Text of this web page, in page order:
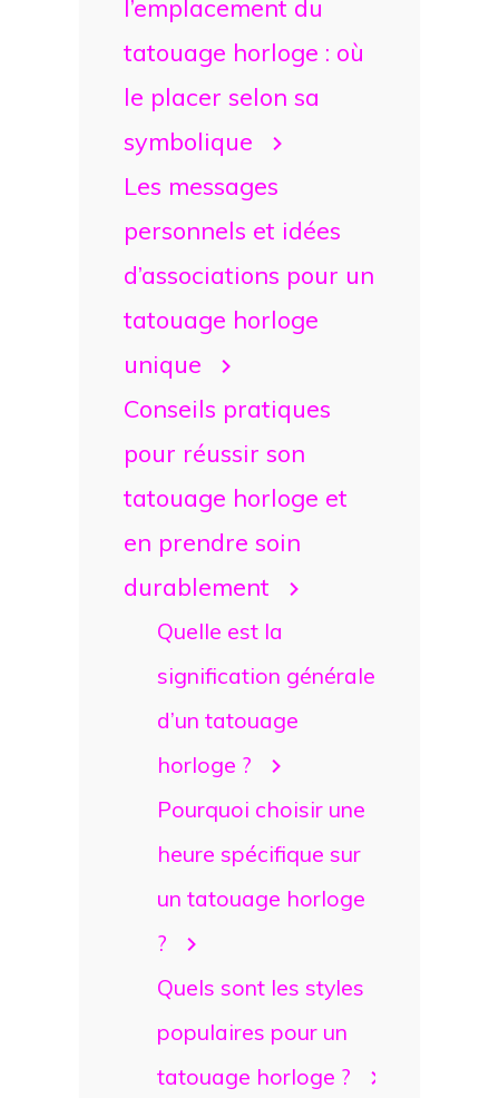
l’emplacement du
tatouage horloge : où
le placer selon sa
symbolique
Les messages
personnels et idées
d’associations pour un
tatouage horloge
unique
Conseils pratiques
pour réussir son
tatouage horloge et
en prendre soin
durablement
Quelle est la
signification générale
d’un tatouage
horloge ?
Pourquoi choisir une
heure spécifique sur
un tatouage horloge
?
Quels sont les styles
populaires pour un
tatouage horloge ?